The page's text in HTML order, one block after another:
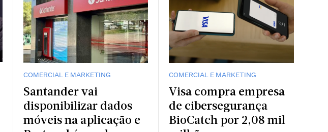
COMERCIAL E MARKETING
Santander vai
disponibilizar dados
móveis na aplicação e
COMERCIAL E MARKETING
Visa compra empresa
de cibersegurança
BioCatch por 2,08 mil